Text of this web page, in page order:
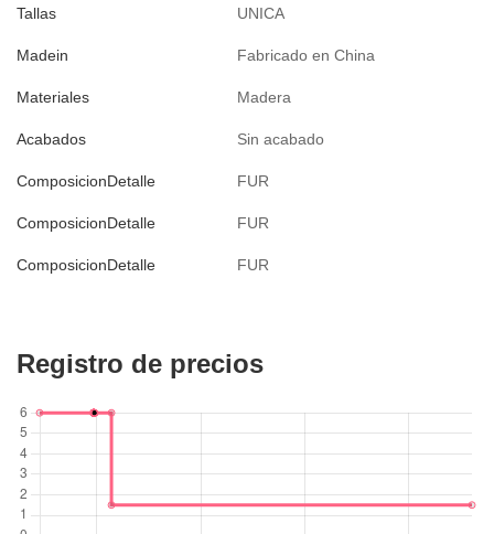
Tallas UNICA
Madein Fabricado en China
Materiales Madera
Acabados Sin acabado
ComposicionDetalle FUR
ComposicionDetalle FUR
ComposicionDetalle FUR
Registro de precios